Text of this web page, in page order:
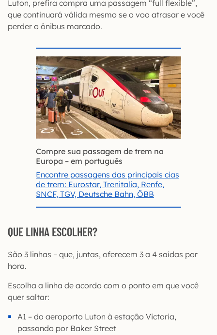
Luton, prefira compra uma passagem “full flexible”,
que continuará válida mesmo se o voo atrasar e você
perder o ônibus marcado.
Compre sua passagem de trem na
Europa – em português
Encontre passagens das principais cias
de trem: Eurostar, Trenitalia, Renfe,
SNCF, TGV, Deutsche Bahn, ÖBB
QUE LINHA ESCOLHER?
São 3 linhas – que, juntas, oferecem 3 a 4 saídas por
hora.
Escolha a linha de acordo com o ponto em que você
quer saltar:
A1 – do aeroporto Luton à estação Victoria,
passando por Baker Street